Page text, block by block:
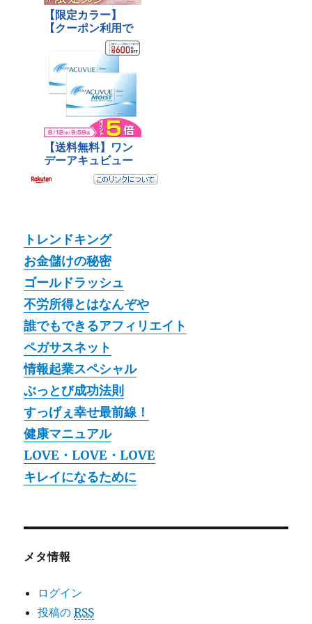
トレンドキング
お金儲けの秘密
ゴールドラッシュ
不労所得とはなんぞや
誰でもできるアフィリエイト
ペガサスネット
情報起業スペシャル
ぶっとび成功法則
すっげぇ幸せ最前線！
健康マニュアル
LOVE・LOVE・LOVE
キレイになるために
メタ情報
ログイン
投稿のRSS